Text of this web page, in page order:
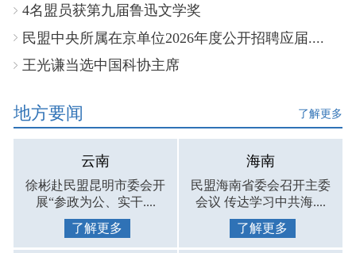
4名盟员获第九届鲁迅文学奖
民盟中央所属在京单位2026年度公开招聘应届....
王光谦当选中国科协主席
地方要闻 了解更多
云南
徐彬赴民盟昆明市委会开
展“参政为公、实干....
了解更多
海南
民盟海南省委会召开主委
会议 传达学习中共海....
了解更多